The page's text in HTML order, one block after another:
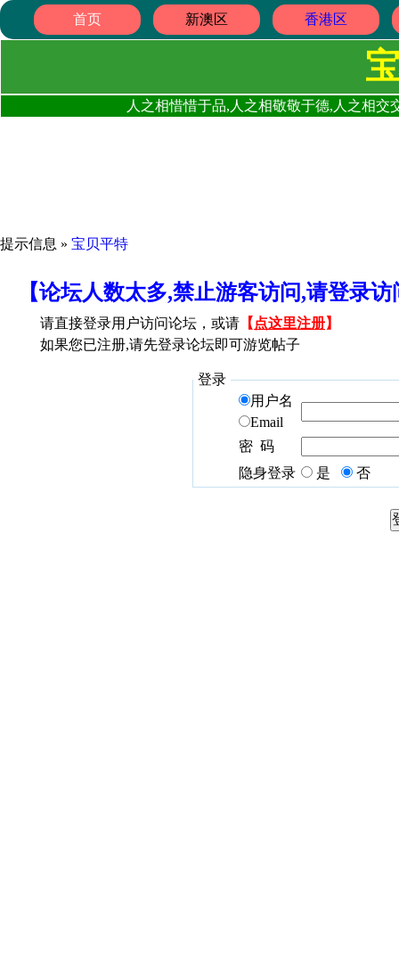
首页 新澳区 香港区
人之相惜惜于品,人之相敬敬于德,人之相
提示信息 » 宝贝平特
【论坛人数太多,禁止游客访问,请登录
请直接登录用户访问论坛，或请 【 点这里注册】
如果您已注册,请先登录论坛即可游览帖子
登录
用户名
Email
密 码
隐身登录
是 否